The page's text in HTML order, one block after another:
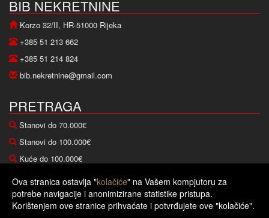
BIB NEKRETNINE
Korzo 32/II, HR-51000 Rijeka
+385 51 213 662
+385 51 214 824
bib.nekretnine@gmail.com
PRETRAGA
Stanovi do 70.000€
Stanovi do 100.000€
Kuće do 100.000€
Copyright © 2026 BIB nekretnine
Ova stranica ostavlja "kolačiće" na Vašem kompjutoru za
potrebe navigacije i anonimizirane statistike pristupa.
Korištenjem ove stranice prihvaćate i potvrđujete ove "kolačiće".